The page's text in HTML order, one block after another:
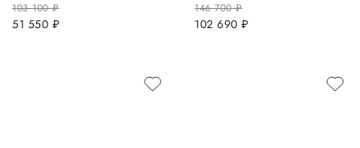
103 100руб.
51 550 руб.
146 700руб.
102 690 руб.